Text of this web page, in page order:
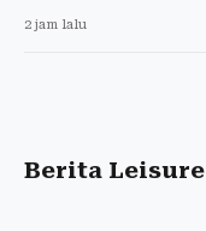
2 jam lalu
Berita Leisure